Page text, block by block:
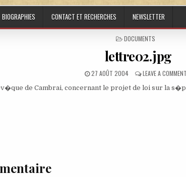
BIOGRAPHIES CONTACT ET RECHERCHES NEWSLETTER
POSTED IN
DOCUMENTS
lettre02.jpg
PUBLISHED DATE:
27 AOÛT 2004 LEAVE A COMMENT
de Cambrai, concernant le projet de loi sur la